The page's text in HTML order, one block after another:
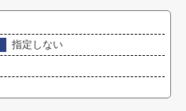
指定しない